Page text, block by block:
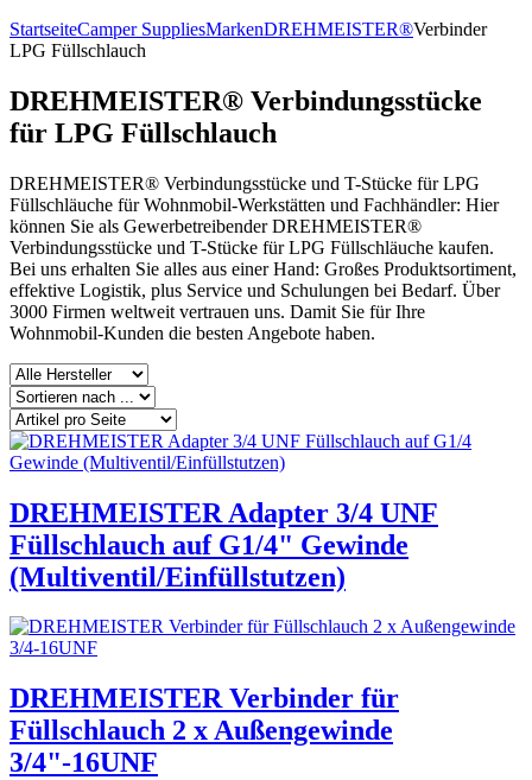
StartseiteCamper SuppliesMarkenDREHMEISTER®Verbinder
LPG Füllschlauch
DREHMEISTER® Verbindungsstücke
für LPG Füllschlauch
DREHMEISTER® Verbindungsstücke und T-Stücke für LPG
Füllschläuche für Wohnmobil-Werkstätten und Fachhändler: Hier
können Sie als Gewerbetreibender DREHMEISTER®
Verbindungsstücke und T-Stücke für LPG Füllschläuche kaufen.
Bei uns erhalten Sie alles aus einer Hand: Großes Produktsortiment,
effektive Logistik, plus Service und Schulungen bei Bedarf. Über
3000 Firmen weltweit vertrauen uns. Damit Sie für Ihre
Wohnmobil-Kunden die besten Angebote haben.
DREHMEISTER Adapter 3/4 UNF
Füllschlauch auf G1/4" Gewinde
(Multiventil/Einfüllstutzen)
DREHMEISTER Verbinder für
Füllschlauch 2 x Außengewinde
3/4"-16UNF